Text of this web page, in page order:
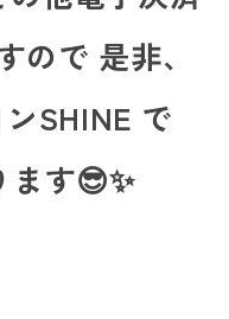
ので 是非、
SHINE で
ます😎✨